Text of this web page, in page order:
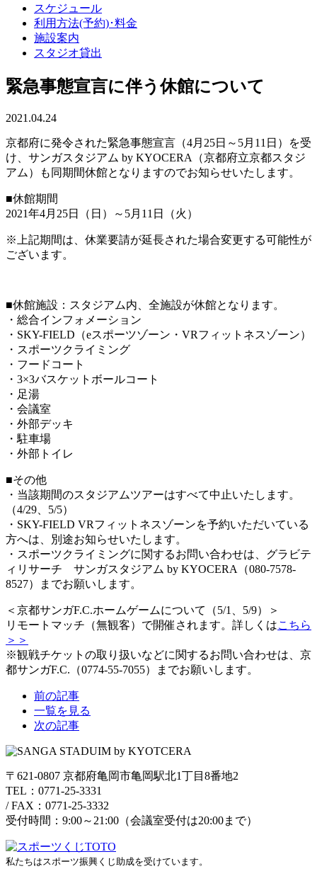
スケジュール
利用方法(予約)･料金
施設案内
スタジオ貸出
緊急事態宣言に伴う休館について
2021.04.24
京都府に発令された緊急事態宣言（4月25日～5月11日）を受
け、サンガスタジアム by KYOCERA（京都府立京都スタジ
アム）も同期間休館となりますのでお知らせいたします。
■休館期間
2021年4月25日（日）～5月11日（火）
※上記期間は、休業要請が延長された場合変更する可能性が
ございます。
■休館施設：スタジアム内、全施設が休館となります。
・総合インフォメーション
・SKY-FIELD（eスポーツゾーン・VRフィットネスゾーン）
・スポーツクライミング
・フードコート
・3×3バスケットボールコート
・足湯
・会議室
・外部デッキ
・駐車場
・外部トイレ
■その他
・当該期間のスタジアムツアーはすべて中止いたします。
（4/29、5/5）
・SKY-FIELD VRフィットネスゾーンを予約いただいている
方へは、別途お知らせいたします。
・スポーツクライミングに関するお問い合わせは、グラビテ
ィリサーチ サンガスタジアム by KYOCERA（080-7578-
8527）までお願いします。
＜京都サンガF.C.ホームゲームについて（5/1、5/9）＞
リモートマッチ（無観客）で開催されます。詳しくはこちら
＞＞
※観戦チケットの取り扱いなどに関するお問い合わせは、京
都サンガF.C.（0774-55-7055）までお願いします。
前の記事
一覧を見る
次の記事
〒621-0807 京都府亀岡市亀岡駅北1丁目8番地2
TEL：0771-25-3331
/FAX：0771-25-3332
受付時間：9:00～21:00（会議室受付は20:00まで）
私たちはスポーツ振興くじ助成を受けています。